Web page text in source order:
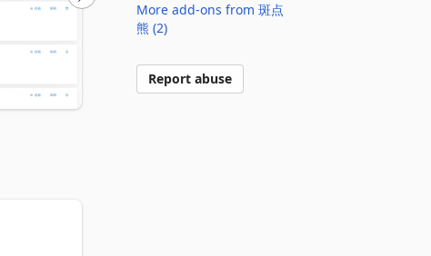
More add-ons from 斑点
熊 (2)
Report abuse